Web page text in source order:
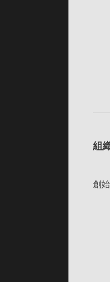
組
創始